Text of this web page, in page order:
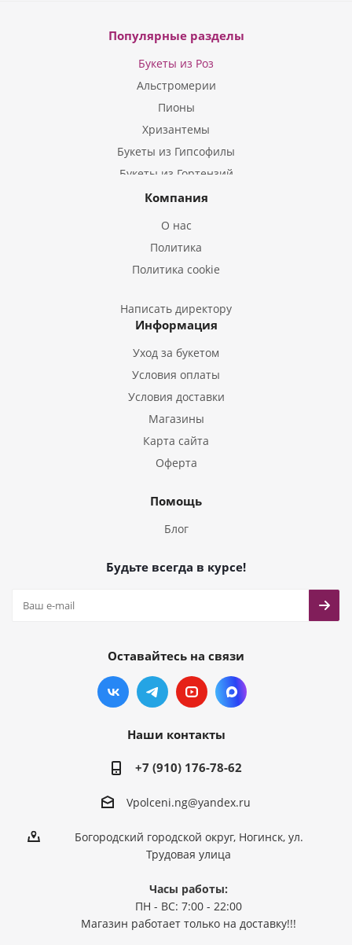
Популярные разделы
Букеты из Роз
Альстромерии
Пионы
Хризантемы
Букеты из Гипсофилы
Букеты из Гортензий
Букеты из Ирисов
Букеты из Эустом
Букеты из Гладиолусов
Букеты из Тюльпанов
Компания
О нас
Политика
Политика cookie
Написать директору
Информация
Уход за букетом
Условия оплаты
Условия доставки
Магазины
Карта сайта
Оферта
Помощь
Блог
Будьте всегда в курсе!
Оставайтесь на связи
Наши контакты
+7 (910) 176-78-62
Vpolceni.ng@yandex.ru
Богородский городской округ, Ногинск, ул.
Трудовая улица
Часы работы:
ПН - ВС: 7:00 - 22:00
Магазин работает только на доставку!!!